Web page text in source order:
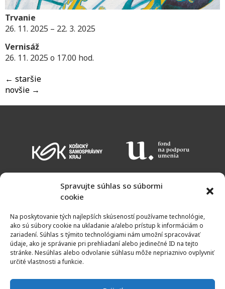
Spravujte súhlas so súbormi
cookie
Na poskytovanie tých najlepších skúseností používame technológie,
ako sú súbory cookie na ukladanie a/alebo prístup k informáciám o
zariadení. Súhlas s týmito technológiami nám umožní spracovávať
údaje, ako je správanie pri prehliadaní alebo jedinečné ID na tejto
stránke. Nesúhlas alebo odvolanie súhlasu môže nepriaznivo ovplyvniť
určité vlastnosti a funkcie.
Trvanie
26. 11. 2025 – 22. 3. 2025
Vernisáž
26. 11. 2025 o 17.00 hod.
← staršie
novšie →
KALENDÁR PODUJATÍ
NEWSLETTER